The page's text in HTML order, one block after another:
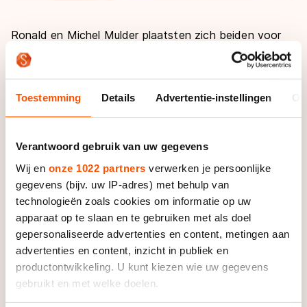
Toestemming Details Advertentie-instellingen
Verantwoord gebruik van uw gegevens
Wij en onze 1022 partners verwerken je persoonlijke
gegevens (bijv. uw IP-adres) met behulp van
technologieën zoals cookies om informatie op uw
apparaat op te slaan en te gebruiken met als doel
gepersonaliseerde advertenties en content, metingen aan
advertenties en content, inzicht in publiek en
productontwikkeling. U kunt kiezen wie uw gegevens
gebruikt en met welke doelen.
Ronald en Michel Mulder plaatsten zich beiden voor
de finales van de 300 meter, al was de kwalificatie
van Ronald Mulder overtuigender dan die van Michel.
Michel Mulder ging door het oog van de naald. Hij
werd elfde in 24,277 seconden. De beste twaalf rijden
De Spanjaard Ioseba Fernandez klokte de snelste
kwalificatie bij de senioren, met 23,680 seconden.
Bianca Roosenboom en Lisanne Buurman zien we ook
terug in de finale. Zij werden respectievelijk achtste
(26,945 seconden) en negende (27,378 seconden).
Meervoudig wereldkampioen sprint Erika Zanetti
plaatste zich als beste in 25,839 seconden.